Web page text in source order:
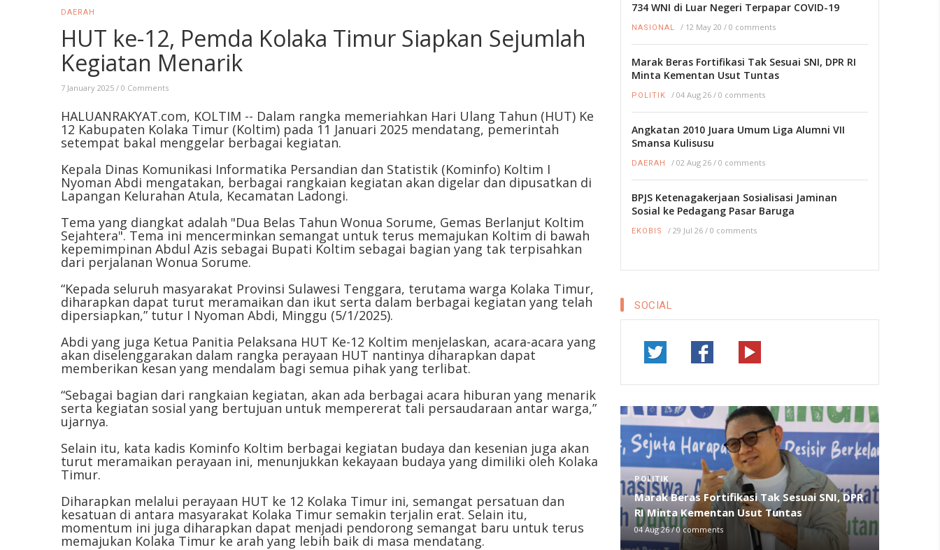
DAERAH
HUT ke-12, Pemda Kolaka Timur Siapkan Sejumlah
Kegiatan Menarik
7 January 2025 / 0 Comments
HALUANRAKYAT.com, KOLTIM -- Dalam rangka memeriahkan Hari Ulang Tahun (HUT) Ke
12 Kabupaten Kolaka Timur (Koltim) pada 11 Januari 2025 mendatang, pemerintah
setempat bakal menggelar berbagai kegiatan.
Kepala Dinas Komunikasi Informatika Persandian dan Statistik (Kominfo) Koltim I
Nyoman Abdi mengatakan, berbagai rangkaian kegiatan akan digelar dan dipusatkan di
Lapangan Kelurahan Atula, Kecamatan Ladongi.
Tema yang diangkat adalah "Dua Belas Tahun Wonua Sorume, Gemas Berlanjut Koltim
Sejahtera". Tema ini mencerminkan semangat untuk terus memajukan Koltim di bawah
kepemimpinan Abdul Azis sebagai Bupati Koltim sebagai bagian yang tak terpisahkan
dari perjalanan Wonua Sorume.
“Kepada seluruh masyarakat Provinsi Sulawesi Tenggara, terutama warga Kolaka Timur,
diharapkan dapat turut meramaikan dan ikut serta dalam berbagai kegiatan yang telah
dipersiapkan,” tutur I Nyoman Abdi, Minggu (5/1/2025).
Abdi yang juga Ketua Panitia Pelaksana HUT Ke-12 Koltim menjelaskan, acara-acara yang
akan diselenggarakan dalam rangka perayaan HUT nantinya diharapkan dapat
memberikan kesan yang mendalam bagi semua pihak yang terlibat.
“Sebagai bagian dari rangkaian kegiatan, akan ada berbagai acara hiburan yang menarik
serta kegiatan sosial yang bertujuan untuk mempererat tali persaudaraan antar warga,”
ujarnya.
Selain itu, kata kadis Kominfo Koltim berbagai kegiatan budaya dan kesenian juga akan
turut meramaikan perayaan ini, menunjukkan kekayaan budaya yang dimiliki oleh Kolaka
Timur.
Diharapkan melalui perayaan HUT ke 12 Kolaka Timur ini, semangat persatuan dan
kesatuan di antara masyarakat Kolaka Timur semakin terjalin erat. Selain itu,
momentum ini juga diharapkan dapat menjadi pendorong semangat baru untuk terus
memajukan Kolaka Timur ke arah yang lebih baik di masa mendatang.
734 WNI di Luar Negeri Terpapar COVID-19
NASIONAL / 12 May 20 / 0 comments
Marak Beras Fortifikasi Tak Sesuai SNI, DPR RI
Minta Kementan Usut Tuntas
POLITIK / 04 Aug 26 / 0 comments
Angkatan 2010 Juara Umum Liga Alumni VII
Smansa Kulisusu
DAERAH / 02 Aug 26 / 0 comments
BPJS Ketenagakerjaan Sosialisasi Jaminan
Sosial ke Pedagang Pasar Baruga
EKOBIS / 29 Jul 26 / 0 comments
SOCIAL
POLITIK
Marak Beras Fortifikasi Tak Sesuai SNI, DPR
RI Minta Kementan Usut Tuntas
04 Aug 26/0 comments